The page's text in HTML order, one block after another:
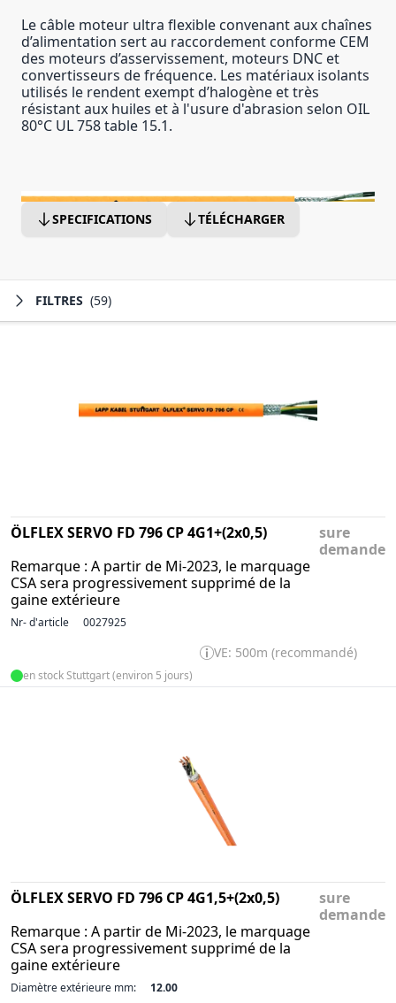
Le câble moteur ultra flexible convenant aux chaînes
d’alimentation sert au raccordement conforme CEM
des moteurs d’asservissement, moteurs DNC et
convertisseurs de fréquence. Les matériaux isolants
utilisés le rendent exempt d’halogène et très
résistant aux huiles et à l'usure d'abrasion selon OIL
80°C UL 758 table 15.1.
SPECIFICATIONS TÉLÉCHARGER
FILTRES (59)
ÖLFLEX SERVO FD 796 CP 4G1+(2x0,5)
Remarque : A partir de Mi-2023, le marquage
CSA sera progressivement supprimé de la
gaine extérieure
sure
demande
Nr- d'article 0027925
VE: 500m (recommandé)
en stock Stuttgart (environ 5 jours)
ÖLFLEX SERVO FD 796 CP 4G1,5+(2x0,5)
Remarque : A partir de Mi-2023, le marquage
CSA sera progressivement supprimé de la
gaine extérieure
sure
demande
Diamètre extérieure mm:
12.00